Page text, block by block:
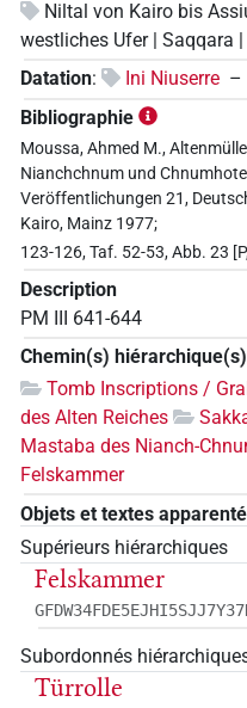
Niltal von Kairo bis
westliches Ufer | Saqqara |
Datation: Ini Niuserre –
Bibliographie
Moussa, Ahmed M.,
Nianchchnum und
Veröffentlichungen 21,
Kairo, Mainz 1977;
123-126, Taf. 52-53, Abb. 23 [P,
Description
PM III 641-644
Chemin(s) hiérarchique(s)
Tomb Inscriptions /
des Alten Reiches
Mastaba des Nianch-
Felskammer
Objets et textes
Supérieurs hiérarchiques
Felskammer
Subordonnés
Türrolle